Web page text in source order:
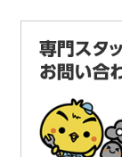
コロナウィ
及び愛知県
令和2年4月
とさせてい
何卒ご理解